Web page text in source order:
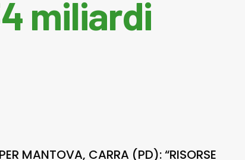
miliardi
MANTOVA, CARRA (PD): “RISORSE